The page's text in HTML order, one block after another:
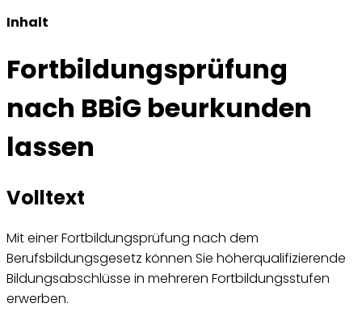
Inhalt
Fortbildungsprüfung
nach BBiG beurkunden
lassen
Volltext
Mit einer Fortbildungsprüfung nach dem
Berufsbildungsgesetz können Sie höherqualifizierende
Bildungsabschlüsse in mehreren Fortbildungsstufen
erwerben.